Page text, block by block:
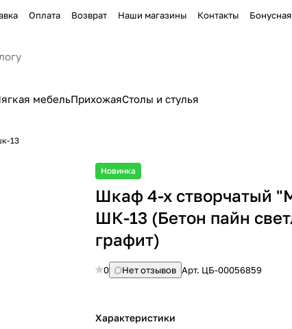
Оплата Возврат Наши магазины Контакты
мебельПрихожаяСтолы и стулья
13
Новинка
Шкаф 4-х створчатый
ШК-13 (Бетон пайн
графит)
0 Нет отзывов Арт. ЦБ-00056859
Характеристики